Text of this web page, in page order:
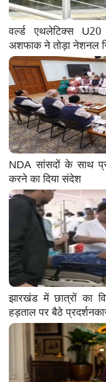
वर्ल्ड एथलेटिक्स U20
अशफाक ने तोड़ा नेशनल
NDA सांसदों के साथ
करने का दिया संदेश
झारखंड में छात्रों का
हड़ताल पर बैठे